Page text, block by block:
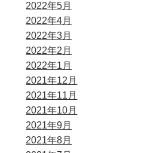
2022年5月
2022年4月
2022年3月
2022年2月
2022年1月
2021年12月
2021年11月
2021年10月
2021年9月
2021年8月